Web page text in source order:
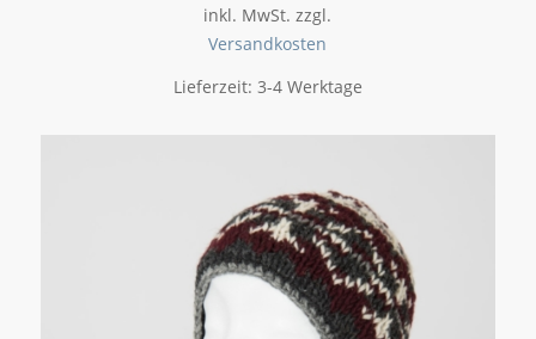
inkl. MwSt. zzgl.
Versandkosten
Lieferzeit: 3-4 Werktage